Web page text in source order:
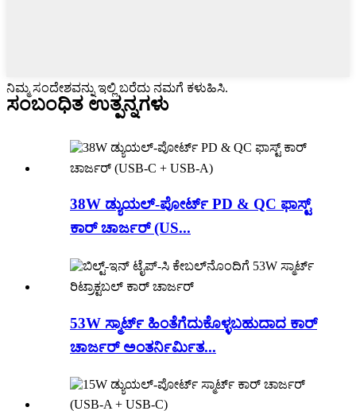
ನಿಮ್ಮ ಸಂದೇಶವನ್ನು ಇಲ್ಲಿ ಬರೆದು ನಮಗೆ ಕಳುಹಿಸಿ.
ಸಂಬಂಧಿತ ಉತ್ಪನ್ನಗಳು
38W ಡ್ಯುಯಲ್-ಪೋರ್ಟ್ PD & QC ಫಾಸ್ಟ್
ಕಾರ್ ಚಾರ್ಜರ್ (US...
53W ಸ್ಮಾರ್ಟ್ ಹಿಂತೆಗೆದುಕೊಳ್ಳಬಹುದಾದ ಕಾರ್
ಚಾರ್ಜರ್ ಅಂತರ್ನಿರ್ಮಿತ...